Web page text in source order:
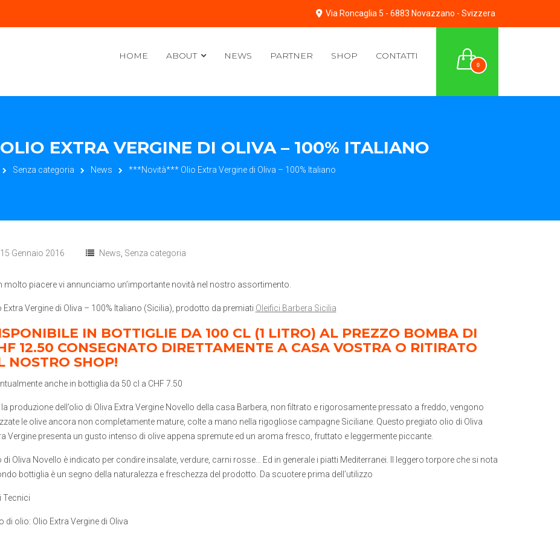
Via Roncaglia 5 - 6883 Novazzano - Svizzera
0
HOME ABOUT NEWS PARTNER SHOP CONTATTI
EXTRA VERGINE DI OLIVA – 100% ITALIANO
Senza categoria News ***Novità*** Olio Extra Vergine di Oliva – 100% Italiano
15 Gennaio 2016 News Senza categoria
molto piacere vi annunciamo un’importante novità nel nostro assortimento.
Extra Vergine di Oliva – 100% Italiano (Sicilia), prodotto da premiati Oleifici Barbera Sicilia
IN BOTTIGLIE DA 100 CL (1 LITRO) AL PREZZO BOMBA DI
12.50 CONSEGNATO DIRETTAMENTE A CASA VOSTRA O RITIRATO
NOSTRO SHOP!
anche in bottiglia da 50 cl a CHF 7.50
la produzione dell’olio di Oliva Extra Vergine Novello della casa Barbera, non filtrato e rigorosamente pressato a freddo, vengono
le olive ancora non completamente mature, colte a mano nella rigogliose campagne Siciliane. Questo pregiato olio di Oliva
Vergine presenta un gusto intenso di olive appena spremute ed un aroma fresco, fruttato e leggermente piccante.
di Oliva Novello è indicato per condire insalate, verdure, carni rosse… Ed in generale i piatti Mediterranei. Il leggero torpore che si nota
bottiglia è un segno della naturalezza e freschezza del prodotto. Da scuotere prima dell’utilizzo
Tecnici
di olio: Olio Extra Vergine di Oliva